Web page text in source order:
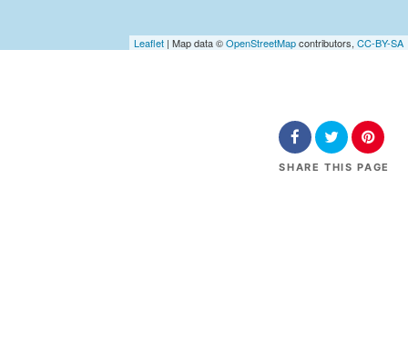
Leaflet | Map data ©OpenStreetMapcontributors, CC-BY-SA
SHARE THIS PAGE